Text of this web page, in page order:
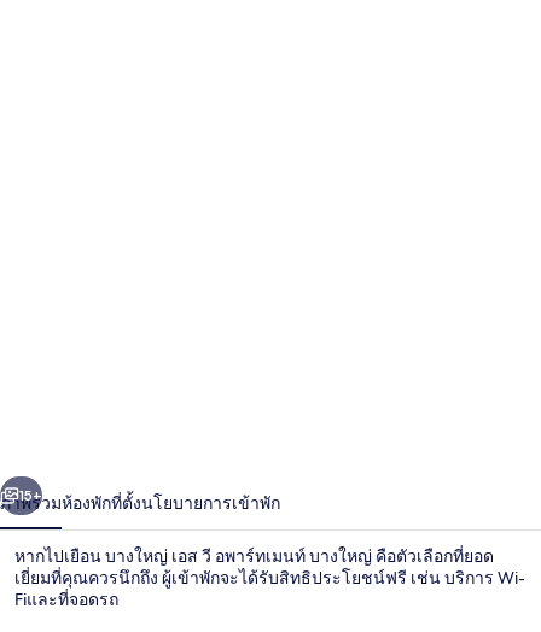
ท
เม
นท์
า
ถัดไป
15+
ภาพรวมห้องพักที่ตั้งนโยบายการเข้าพัก
หากไปเยือน บางใหญ่ เอส วี อพาร์ทเมนท์ บางใหญ่ คือตัวเลือกที่ยอด
เยี่ยมที่คุณควรนึกถึง ผู้เข้าพักจะได้รับสิทธิประโยชน์ฟรี เช่น บริการ Wi-
Fiและที่จอดรถ